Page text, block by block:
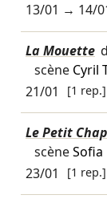
13/01 → 14/
La Mouette
scène Cyril
21/01
[1 rep.]
Le Petit
scèneSofia
23/01
[1 rep.]